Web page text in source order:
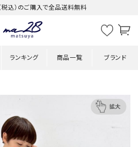
込）のご購入で全品送料無料
ランキング 商品一覧 ブランド